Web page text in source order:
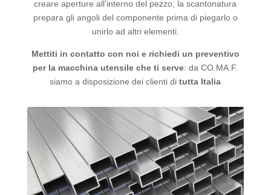
creare aperture all’interno del pezzo, la scantonatura
prepara gli angoli del componente prima di piegarlo o
unirlo ad altri elementi.
Mettiti in contatto con noi e richiedi un preventivo
per la macchina utensile che ti serve: da CO.MA.F.
siamo a disposizione dei clienti ditutta Italia